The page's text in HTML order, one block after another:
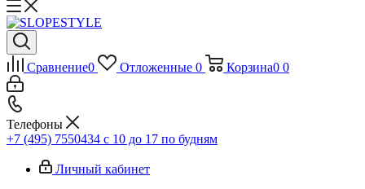
Сравнение0 Отложенные 0 Корзина0 0
Телефоны
+7 (495) 7550434 с 10 до 17 по будням
Личный кабинет